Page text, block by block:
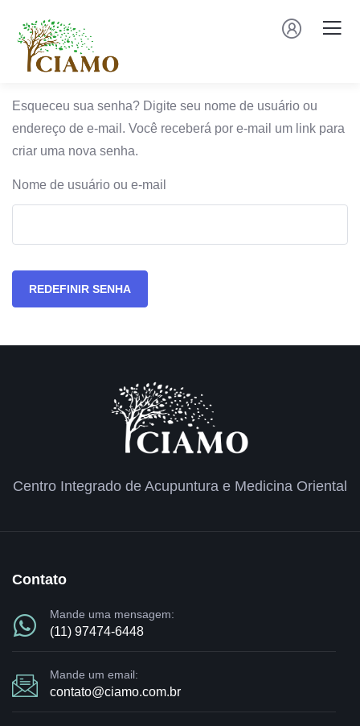
Esqueceu sua senha? Digite seu nome de usuário ou
endereço de e-mail. Você receberá por e-mail um link para
criar uma nova senha.
Nome de usuário ou e-mail
REDEFINIR SENHA
Centro Integrado de Acupuntura e Medicina Oriental
Contato
Mande uma mensagem:
(11) 97474-6448
Mande um email:
contato@ciamo.com.br